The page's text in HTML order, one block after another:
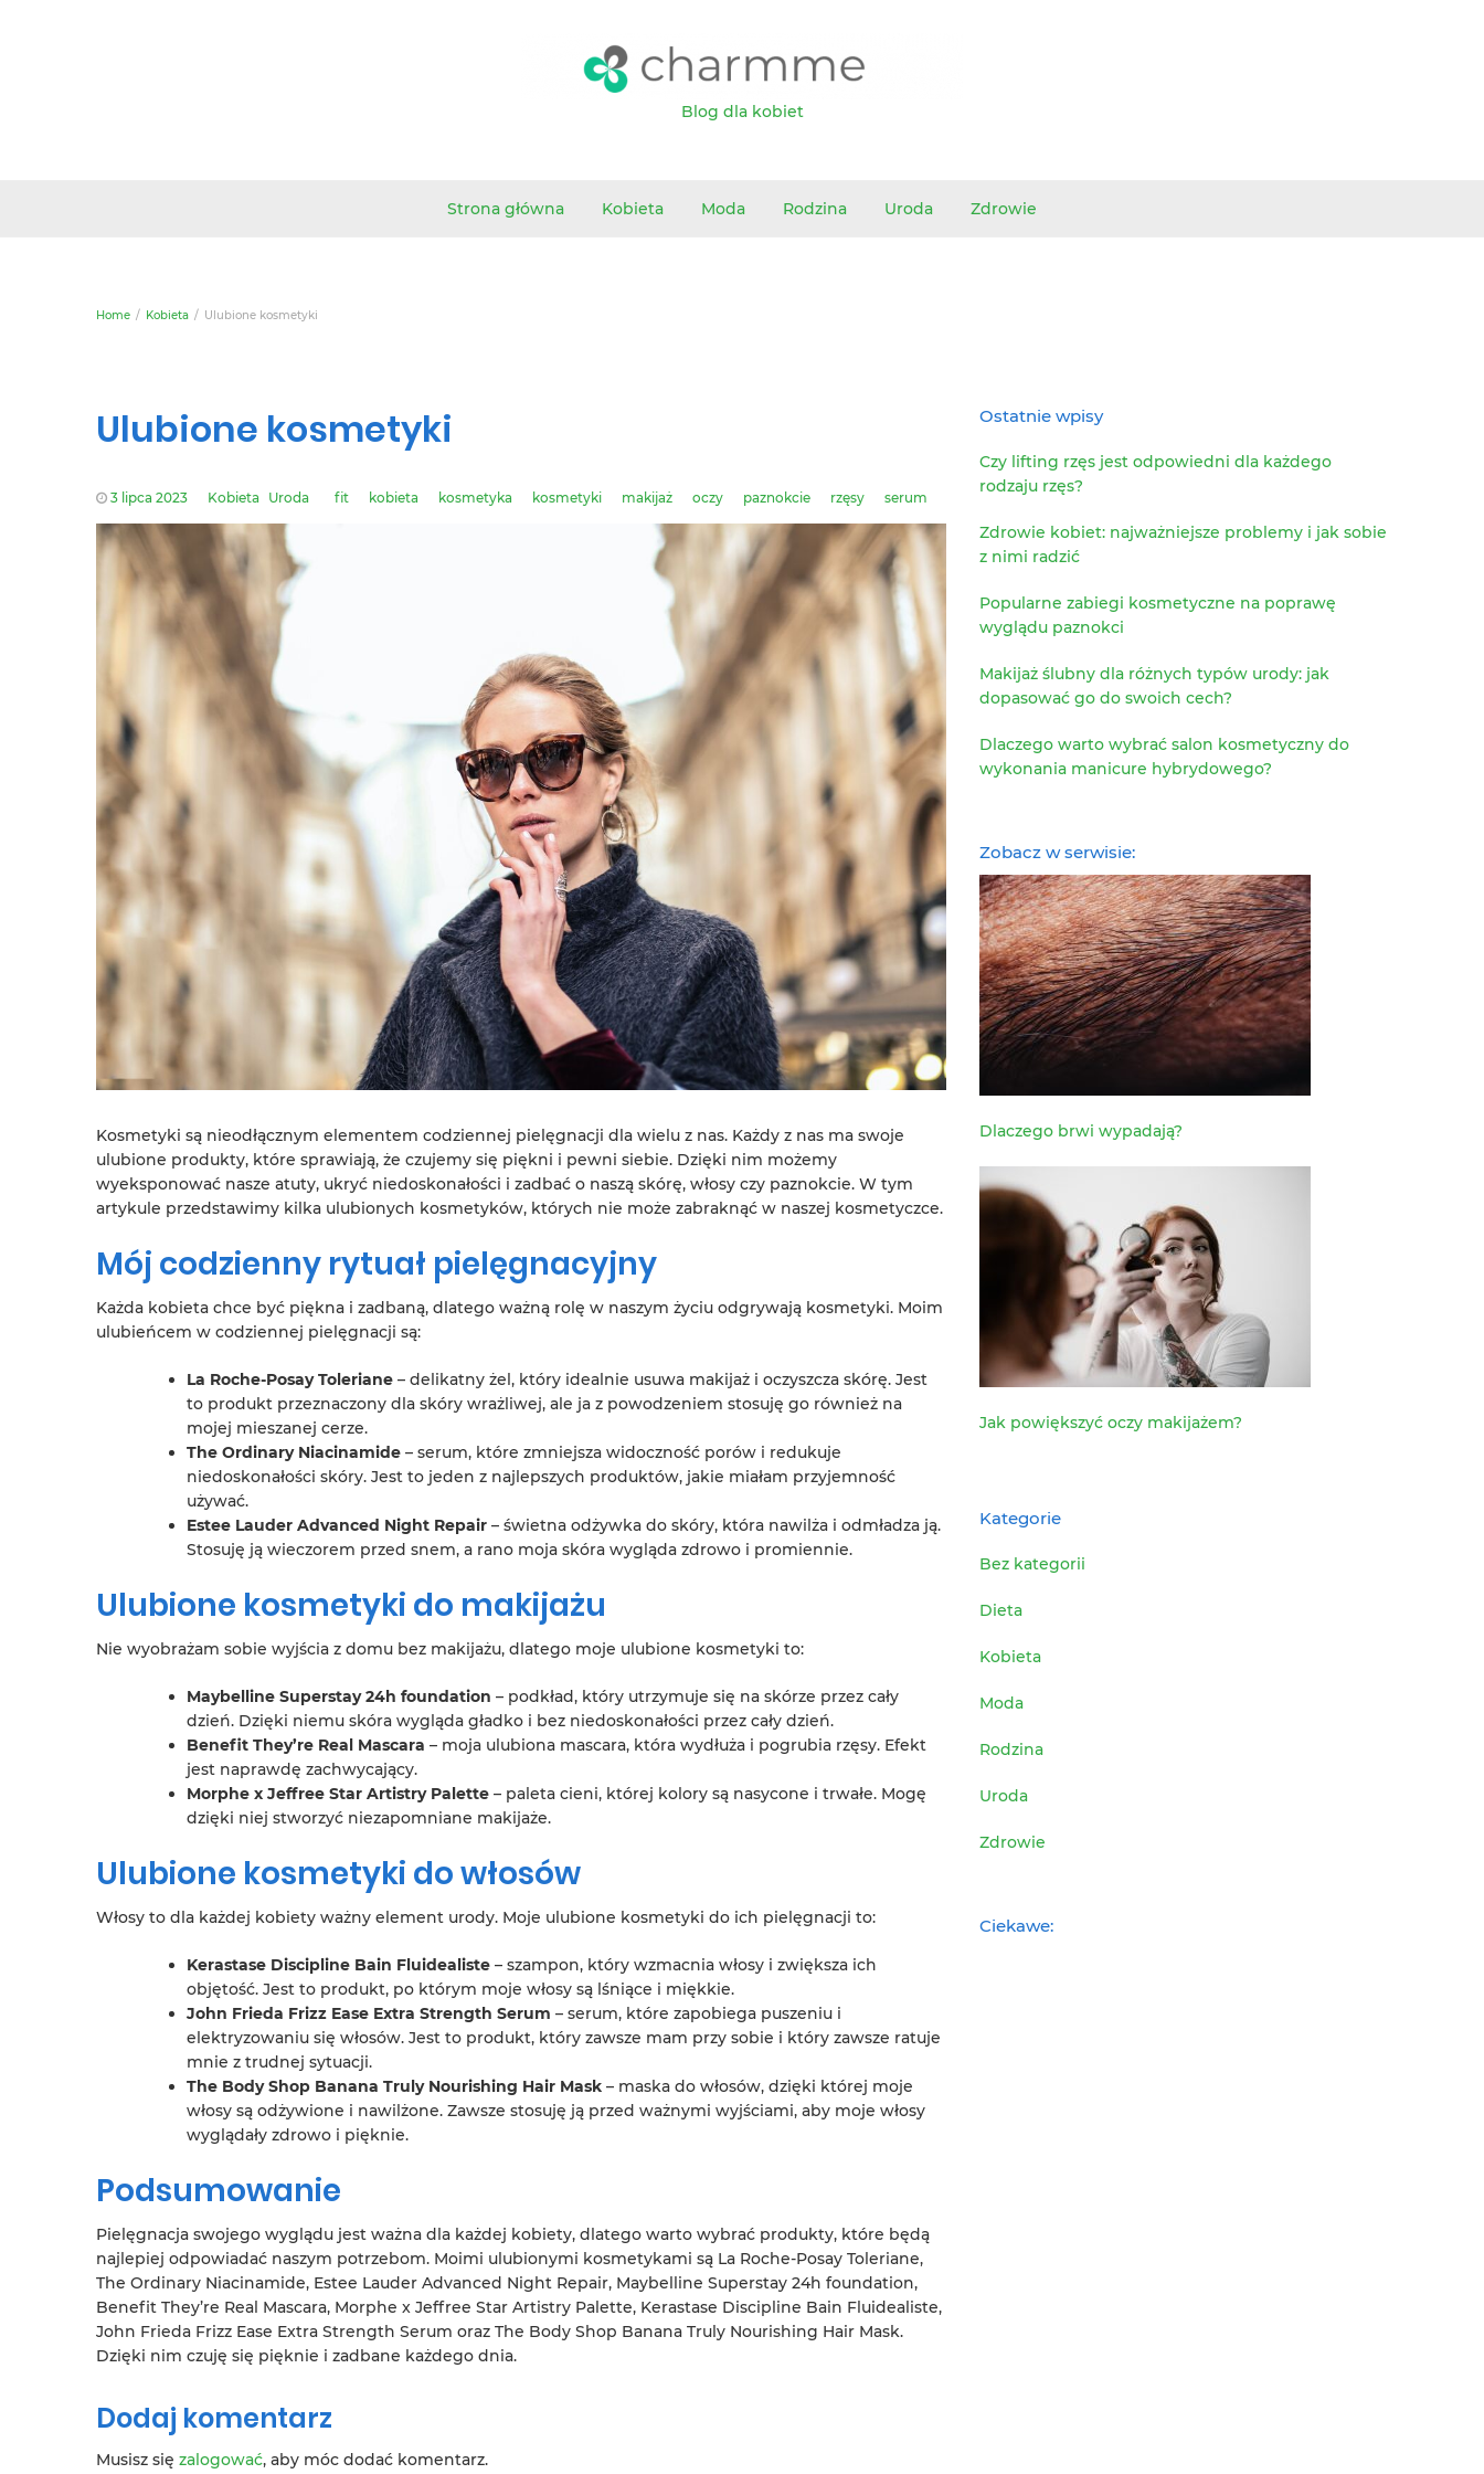
Blog dla kobiet
Strona główna Kobieta Moda Rodzina Uroda Zdrowie
Home Kobieta Ulubione kosmetyki
Ulubione kosmetyki
3 lipca 2023 Kobieta Uroda fit kobieta kosmetyka kosmetyki makijaż oczy paznokcie rzęsy serum
Kosmetyki są nieodłącznym elementem codziennej pielęgnacji dla wielu z nas. Każdy z nas ma swoje
ulubione produkty, które sprawiają, że czujemy się piękni i pewni siebie. Dzięki nim możemy
wyeksponować nasze atuty, ukryć niedoskonałości i zadbać o naszą skórę, włosy czy paznokcie. W tym
artykule przedstawimy kilka ulubionych kosmetyków, których nie może zabraknąć w naszej kosmetyczce.
Mój codzienny rytuał pielęgnacyjny
Każda kobieta chce być piękna i zadbaną, dlatego ważną rolę w naszym życiu odgrywają kosmetyki. Moim
ulubieńcem w codziennej pielęgnacji są:
La Roche-Posay Toleriane – delikatny żel, który idealnie usuwa makijaż i oczyszcza skórę. Jest
to produkt przeznaczony dla skóry wrażliwej, ale ja z powodzeniem stosuję go również na
mojej mieszanej cerze.
The Ordinary Niacinamide – serum, które zmniejsza widoczność porów i redukuje
niedoskonałości skóry. Jest to jeden z najlepszych produktów, jakie miałam przyjemność
używać.
Estee Lauder Advanced Night Repair – świetna odżywka do skóry, która nawilża i odmładza ją.
Stosuję ją wieczorem przed snem, a rano moja skóra wygląda zdrowo i promiennie.
Ulubione kosmetyki do makijażu
Nie wyobrażam sobie wyjścia z domu bez makijażu, dlatego moje ulubione kosmetyki to:
Maybelline Superstay 24h foundation – podkład, który utrzymuje się na skórze przez cały
dzień. Dzięki niemu skóra wygląda gładko i bez niedoskonałości przez cały dzień.
Benefit They’re Real Mascara – moja ulubiona mascara, która wydłuża i pogrubia rzęsy. Efekt
jest naprawdę zachwycający.
Morphe x Jeffree Star Artistry Palette – paleta cieni, której kolory są nasycone i trwałe. Mogę
dzięki niej stworzyć niezapomniane makijaże.
Ulubione kosmetyki do włosów
Włosy to dla każdej kobiety ważny element urody. Moje ulubione kosmetyki do ich pielęgnacji to:
Kerastase Discipline Bain Fluidealiste – szampon, który wzmacnia włosy i zwiększa ich
objętość. Jest to produkt, po którym moje włosy są lśniące i miękkie.
John Frieda Frizz Ease Extra Strength Serum – serum, które zapobiega puszeniu i
elektryzowaniu się włosów. Jest to produkt, który zawsze mam przy sobie i który zawsze ratuje
mnie z trudnej sytuacji.
The Body Shop Banana Truly Nourishing Hair Mask – maska do włosów, dzięki której moje
włosy są odżywione i nawilżone. Zawsze stosuję ją przed ważnymi wyjściami, aby moje włosy
wyglądały zdrowo i pięknie.
Podsumowanie
Pielęgnacja swojego wyglądu jest ważna dla każdej kobiety, dlatego warto wybrać produkty, które będą
najlepiej odpowiadać naszym potrzebom. Moimi ulubionymi kosmetykami są La Roche-Posay Toleriane,
The Ordinary Niacinamide, Estee Lauder Advanced Night Repair, Maybelline Superstay 24h foundation,
Benefit They’re Real Mascara, Morphe x Jeffree Star Artistry Palette, Kerastase Discipline Bain Fluidealiste,
John Frieda Frizz Ease Extra Strength Serum oraz The Body Shop Banana Truly Nourishing Hair Mask.
Dzięki nim czuję się pięknie i zadbane każdego dnia.
Dodaj komentarz
Musisz się zalogować, aby móc dodać komentarz.
Ostatnie wpisy
Czy lifting rzęs jest odpowiedni dla każdego
rodzaju rzęs?
Zdrowie kobiet: najważniejsze problemy i jak sobie
z nimi radzić
Popularne zabiegi kosmetyczne na poprawę
wyglądu paznokci
Makijaż ślubny dla różnych typów urody: jak
dopasować go do swoich cech?
Dlaczego warto wybrać salon kosmetyczny do
wykonania manicure hybrydowego?
Zobacz w serwisie:
Dlaczego brwi wypadają?
Jak powiększyć oczy makijażem?
Kategorie
Bez kategorii
Dieta
Kobieta
Moda
Rodzina
Uroda
Zdrowie
Ciekawe: